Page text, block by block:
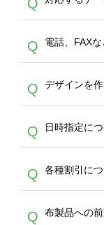
生産
デザ
30
は、
やタ
作
サ
す。
Q
A
ドで
PDF
写
い画
らの
し、
い）
Q 電話、FAX
A
文の
作を
スを
でご
Q デザインを
A
を作
30個
バッ
ビス
は
Q 日時指定に
A
ん。
メー
者
Q 各種割引に
A
カー
Q 布製品への